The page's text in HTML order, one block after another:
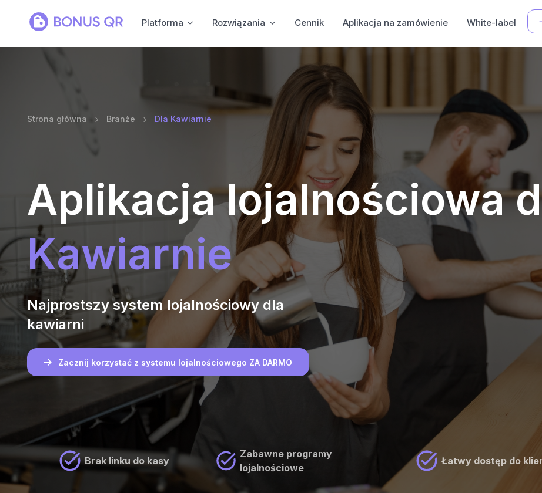
Platforma Rozwiązania Cennik Aplikacja na zamówienie White-label
Strona główna Branże Dla Kawiarnie
Aplikacja lojalnościowa
Kawiarnie
Najprostszy system lojalnościowy dla
kawiarni
Zacznij korzystać z systemu lojalnościowego ZA DARMO
Brak linku do kasy
Zabawne programy
lojalnościowe
Łatwy dostęp do